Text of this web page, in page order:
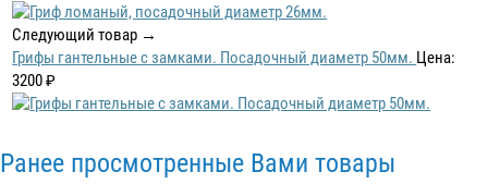
Следующий товар →
Грифы гантельные с замками. Посадочный диаметр 50мм. Цена:
3200 ₽
Ранее просмотренные Вами товары